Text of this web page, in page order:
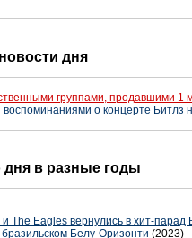
дня
группами, продавшими 1
о концерте Битлз
дня в разные годы
The Eagles вернулись в хит-парад
Белу-Оризонти (2023)